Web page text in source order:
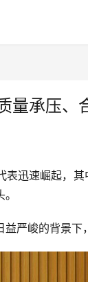
量承压、
迅速崛起，
严峻的背景下